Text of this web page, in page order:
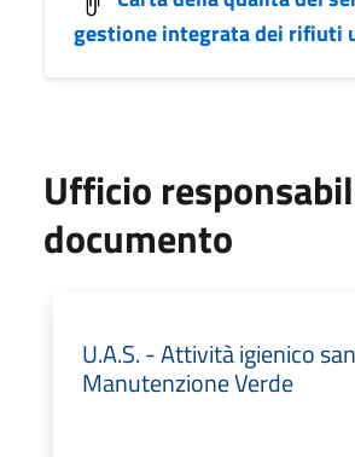
gestione integrata dei rifiuti
Ufficio
documento
U.A.S. - Attività igienico
Manutenzione Verde